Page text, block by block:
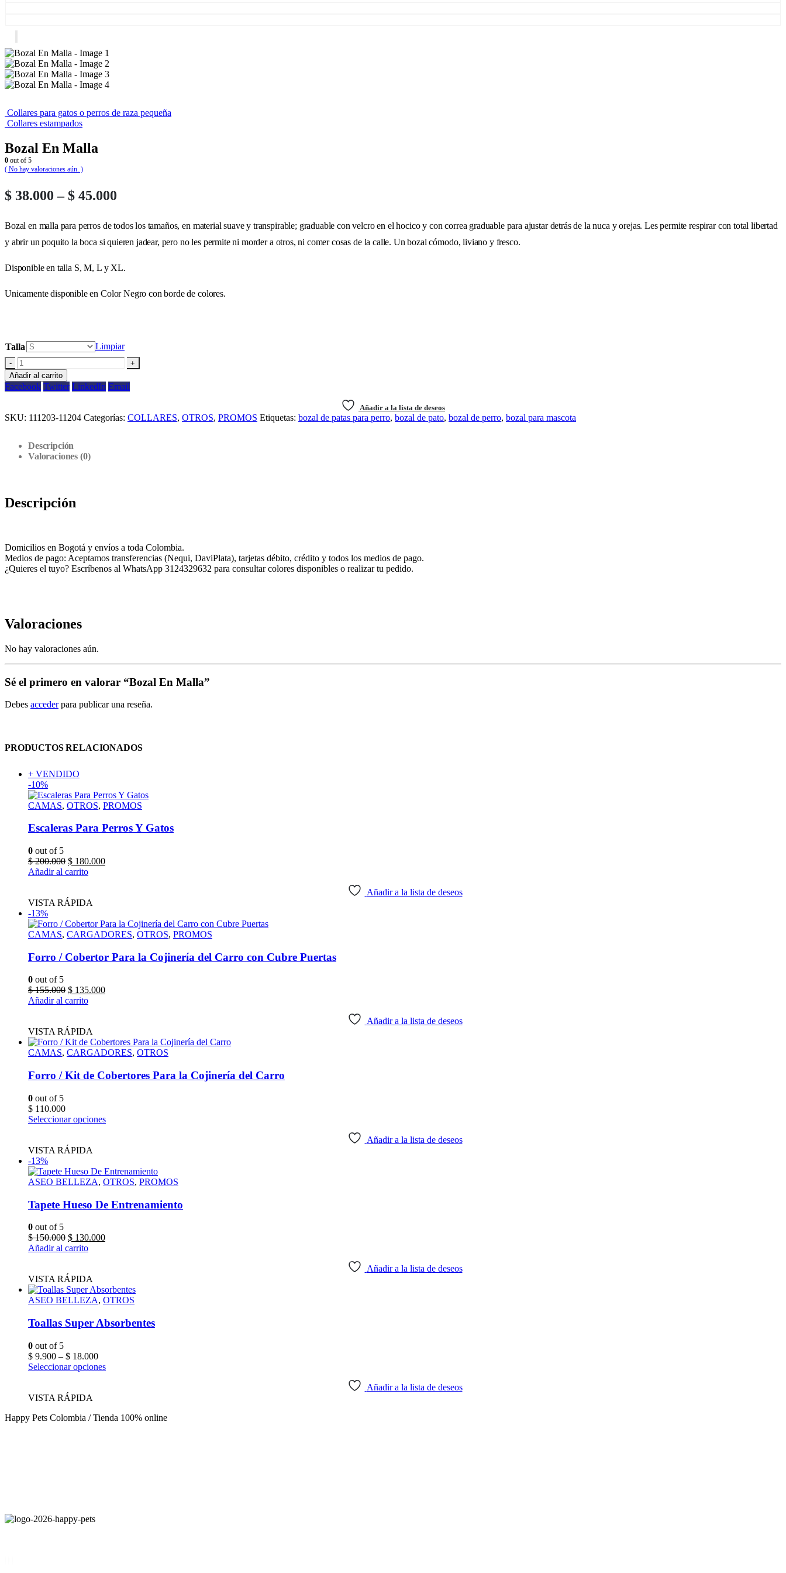
Collares para gatos o perros de raza pequeña
Collares estampados
Bozal En Malla
0 out of 5
( No hay valoraciones aún. )
$ 38.000 – $ 45.000
$ 38.000
through
Bozal en malla para perros de todos los tamaños, en material suave y transpirable; graduable con velcro en el hocico y con correa graduable para ajustar detrás de la nuca y orejas. Les permite respirar con total libertad
y abrir un poquito la boca si quieren jadear, pero no les permite ni morder a otros, ni comer cosas de la calle. Un bozal cómodo, liviano y fresco.
Disponible en talla S, M, L y XL.
Unicamente disponible en Color Negro con borde de colores.
Talla Limpiar
-
+
Añadir al carrito
Facebook Twitter LinkedIn Email
Añadir a la lista de deseos
SKU: 111203-11204 Categorías: COLLARES, OTROS, PROMOS Etiquetas: bozal de patas para perro, bozal de pato, bozal de perro, bozal para mascota
Descripción
Valoraciones (0)
Descripción
Domicilios en Bogotá y envíos a toda Colombia.
Medios de pago: Aceptamos transferencias (Nequi, DaviPlata), tarjetas débito, crédito y todos los medios de pago.
¿Quieres el tuyo? Escríbenos al WhatsApp 3124329632 para consultar colores disponibles o realizar tu pedido.
Valoraciones
No hay valoraciones aún.
Sé el primero en valorar “Bozal En Malla”
Debes accederpara publicar una reseña.
PRODUCTOS RELACIONADOS
+ VENDIDO
-10%
CAMAS, OTROS, PROMOS
Escaleras Para Perros Y Gatos
0 out of 5
$200.000 Original
price
$ 180.000Current
Añadir al carrito
Añadir a la lista de deseos
VISTA RÁPIDA
-13%
CAMAS, CARGADORES, OTROS, PROMOS
Forro / Cobertor Para la Cojinería del Carro con Cubre Puertas
0 out of 5
$155.000 Original
price
$ 135.000Current
Añadir al carrito
Añadir a la lista de deseos
VISTA RÁPIDA
CAMAS, CARGADORES, OTROS
Forro / Kit de Cobertores Para la Cojinería del Carro
0 out of 5
$ 110.000
Seleccionar opcionesEste
Las
opciones
pueden
Añadir a la lista de deseos
VISTA RÁPIDA
-13%
ASEO BELLEZA, OTROS, PROMOS
Tapete Hueso De Entrenamiento
0 out of 5
$150.000 Original
price
$ 130.000Current
Añadir al carrito
Añadir a la lista de deseos
VISTA RÁPIDA
ASEO BELLEZA, OTROS
Toallas Super Absorbentes
0 out of 5
$ 9.900 – $ 18.000Price
range:
Seleccionar opcionesEste
Las
Añadir a la lista de deseos
VISTA RÁPIDA
Happy Pets Colombia / Tienda 100% online